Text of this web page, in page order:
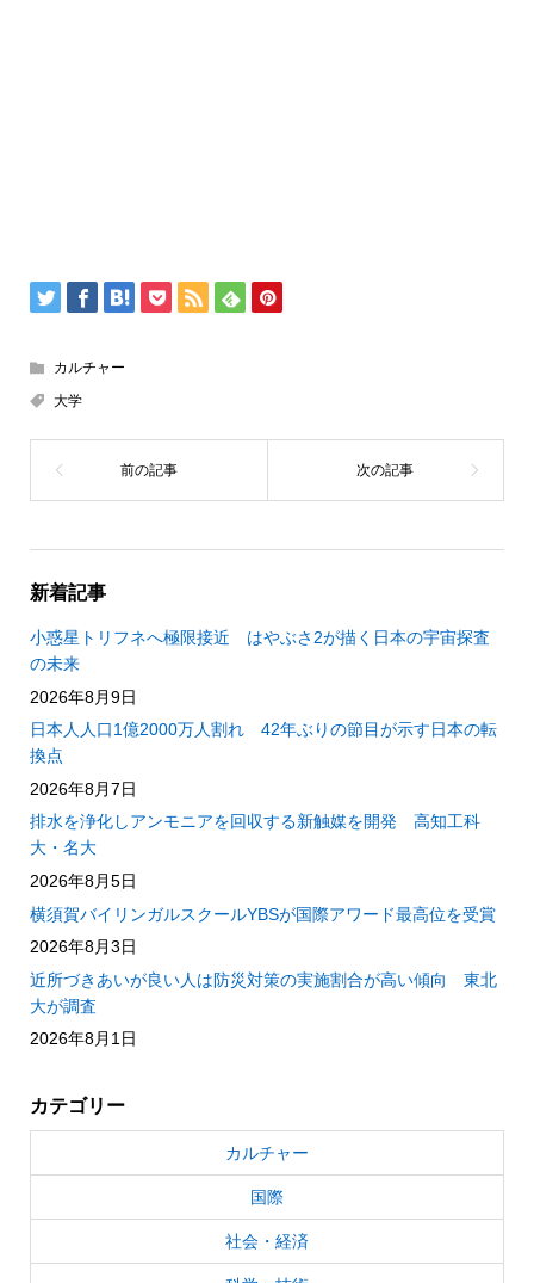
カルチャー
大学
新着記事
小惑星トリフネへ極限接近 はやぶさ2が描く日本の宇宙探査
の未来
2026年8月9日
日本人人口1億2000万人割れ 42年ぶりの節目が示す日本の転
換点
2026年8月7日
排水を浄化しアンモニアを回収する新触媒を開発 高知工科
大・名大
2026年8月5日
横須賀バイリンガルスクールYBSが国際アワード最高位を受賞
2026年8月3日
近所づきあいが良い人は防災対策の実施割合が高い傾向 東北
大が調査
2026年8月1日
カテゴリー
カルチャー
国際
社会・経済